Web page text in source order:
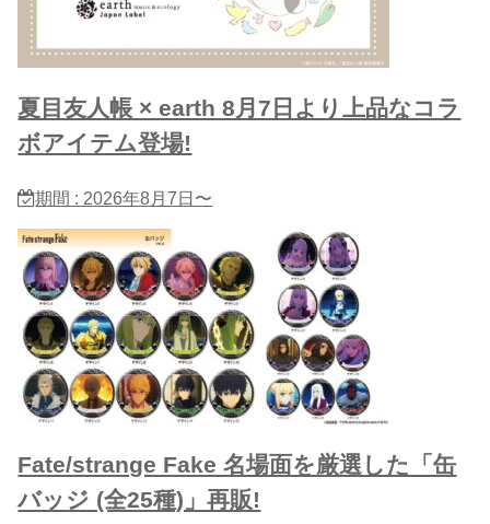
夏目友人帳 × earth 8月7日より上品なコラ
ボアイテム登場!
期間 : 2026年8月7日〜
Fate/strange Fake 名場面を厳選した「缶
バッジ (全25種)」再販!